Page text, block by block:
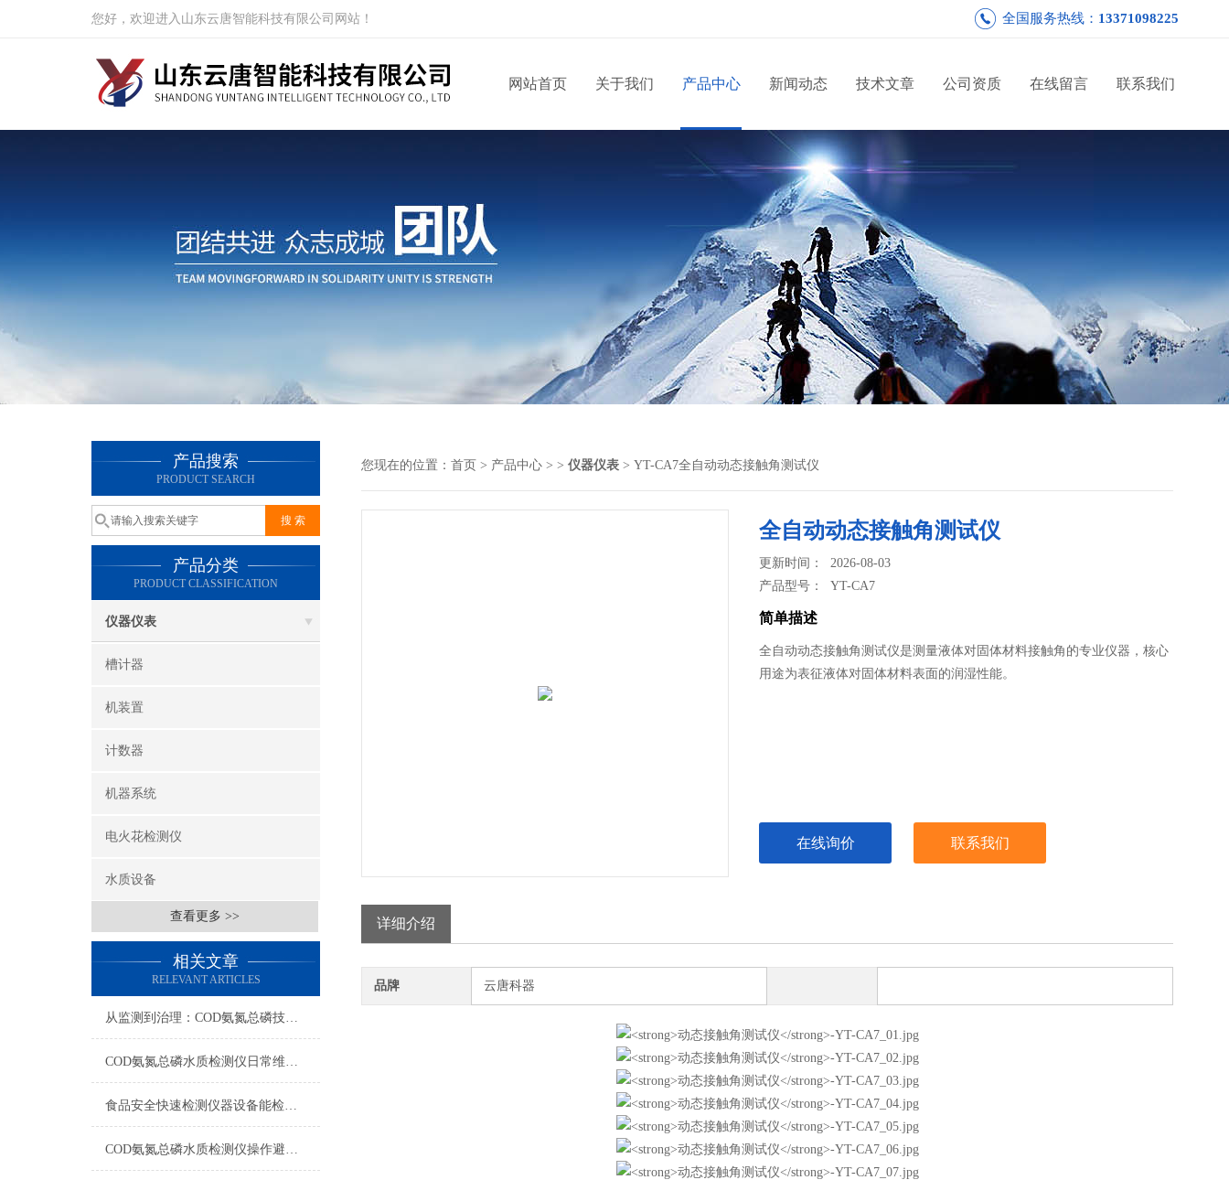
您好，欢迎进入山东云唐智能科技有限公司网站！ 全国服务热线： 13371098225
网站首页 关于我们 产品中心 新闻动态 技术文章 公司资质 在线留言 联系我们
产品搜索
PRODUCT SEARCH
产品分类
PRODUCT CLASSIFICATION
仪器仪表
槽计器
机装置
计数器
机器系统
电火花检测仪
水质设备
查看更多 >>
相关文章
RELEVANT ARTICLES
从监测到治理：COD氨氮总磷技术的双领域实战解析
COD氨氮总磷水质检测仪日常维护与试剂管理，降低故障率就靠这几招
食品安全快速检测仪器设备能检什么？一张表说清适用范围
COD氨氮总磷水质检测仪操作避坑指南：这几个步骤直接影响数据准确性
您现在的位置： 首页 > 产品中心 > > 仪器仪表 > YT-CA7全自动动态接触角测试仪
全自动动态接触角测试仪
更新时间： 2026-08-03
产品型号：YT-CA7
简单描述
全自动动态接触角测试仪是测量液体对固体材料接触角的专业仪器，核心
用途为表征液体对固体材料表面的润湿性能。
在线询价 联系我们
详细介绍
品牌 云唐科器